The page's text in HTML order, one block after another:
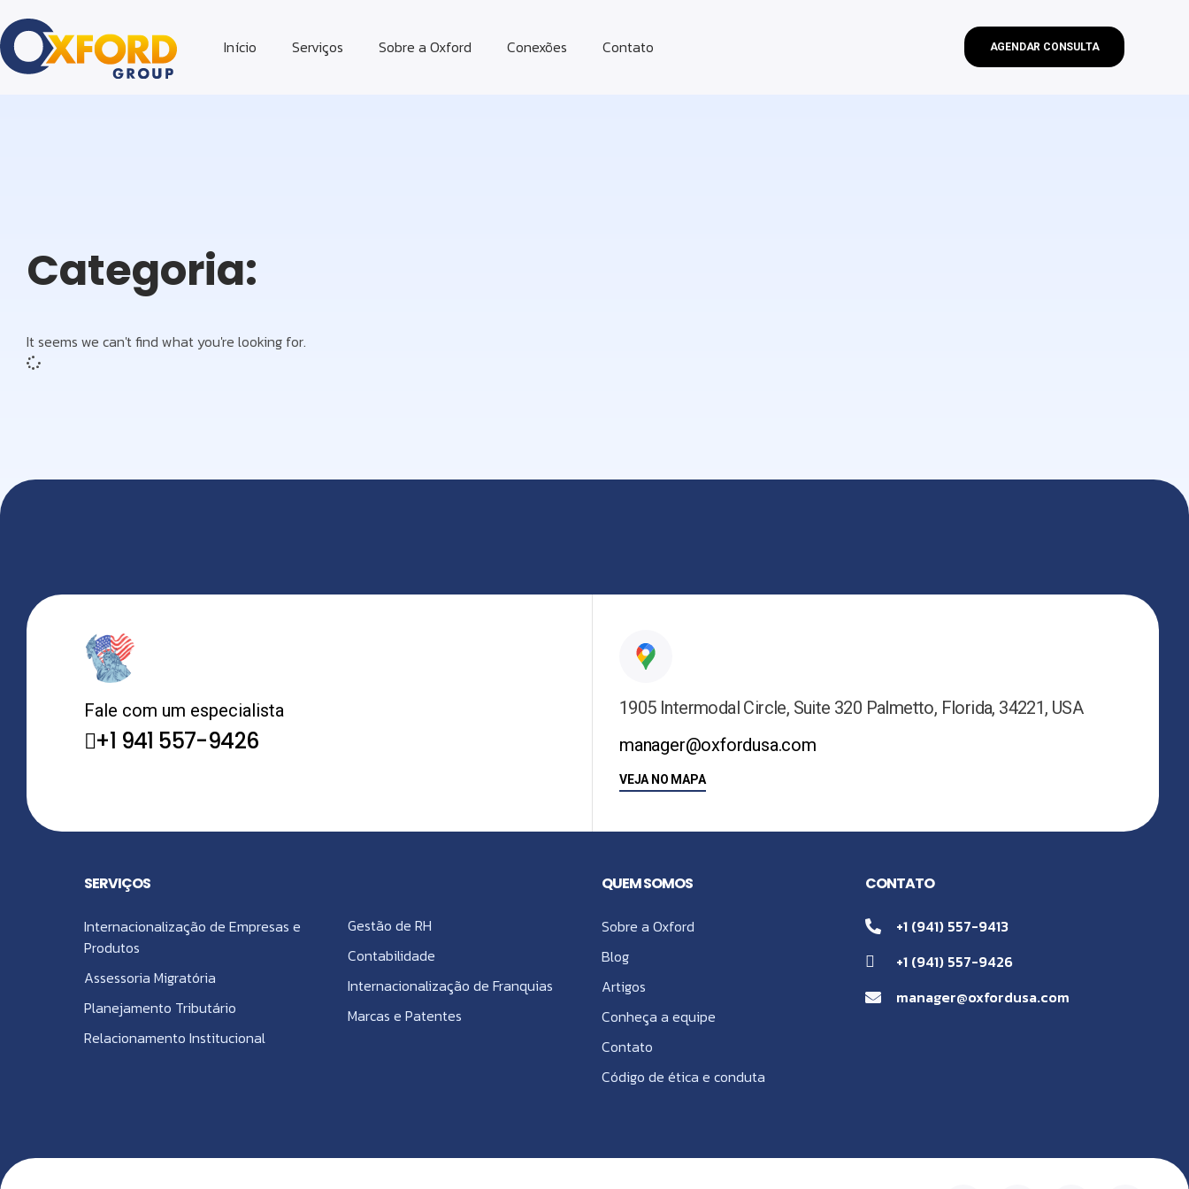
Início Serviços Sobre a Oxford Conexões Contato AGENDAR CONSULTA
Categoria:
It seems we can't find what you're looking for.
Fale com um especialista
+1 941 557-9426
1905 Intermodal Circle, Suite 320 Palmetto, Florida, 34221, USA
manager@oxfordusa.com
VEJA NO MAPA
SERVIÇOS
Internacionalização de Empresas e
Produtos
Assessoria Migratória
Planejamento Tributário
Relacionamento Institucional
Gestão de RH
Contabilidade
Internacionalização de Franquias
Marcas e Patentes
QUEM SOMOS
Sobre a Oxford
Blog
Artigos
Conheça a equipe
Contato
Código de ética e conduta
CONTATO
+1 (941) 557-9413
+1 (941) 557-9426
manager@oxfordusa.com